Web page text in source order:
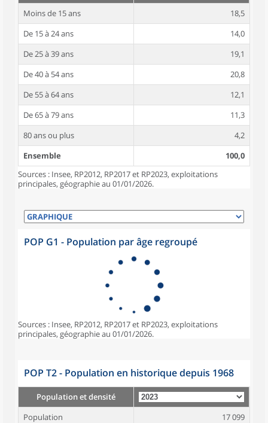
Moins de 15 ans
18,5
De 15 à 24 ans
14,0
De 25 à 39 ans
19,1
De 40 à 54 ans
20,8
De 55 à 64 ans
12,1
De 65 à 79 ans
11,3
80 ans ou plus
4,2
Ensemble
100,0
Sources : Insee, RP2012, RP2017 et RP2023, exploitations
principales, géographie au 01/01/2026.
POP G1 - Population par âge regroupé
Sources : Insee, RP2012, RP2017 et RP2023, exploitations
principales, géographie au 01/01/2026.
POP T2 - Population en historique depuis 1968
Population et densité
Population
17 099